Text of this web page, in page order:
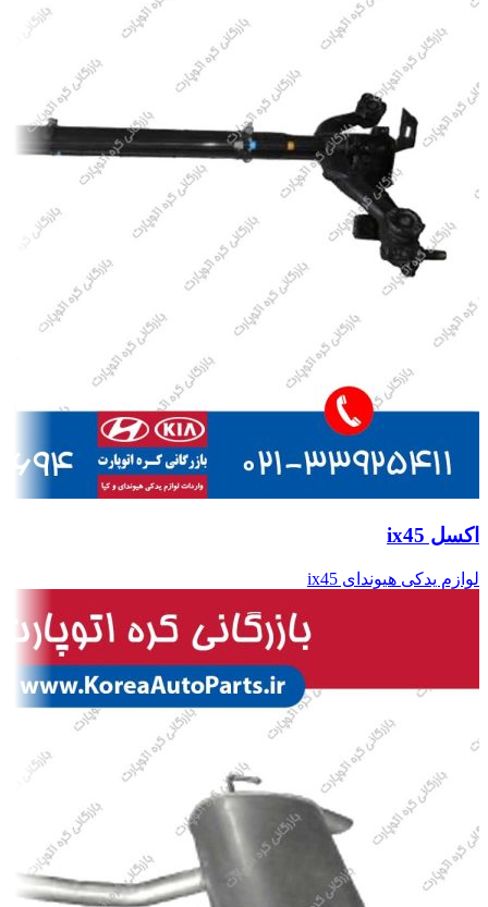
اکسل ix45
لوازم یدکی هیوندای ix45